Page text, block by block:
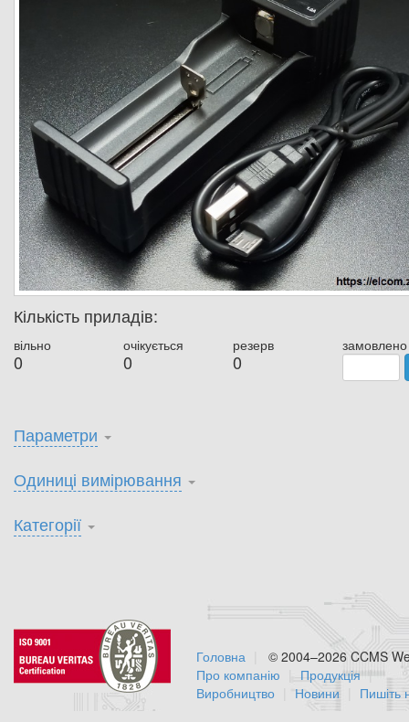
Кількість приладів:
вільно
0
очікується
0
резерв
0
замовлено
Параметри
Одиниці вимірювання
Категорії
© 2004–2026 CCMS
Головна
Про компанію
Продукція
Виробництво
Новини Пишіть